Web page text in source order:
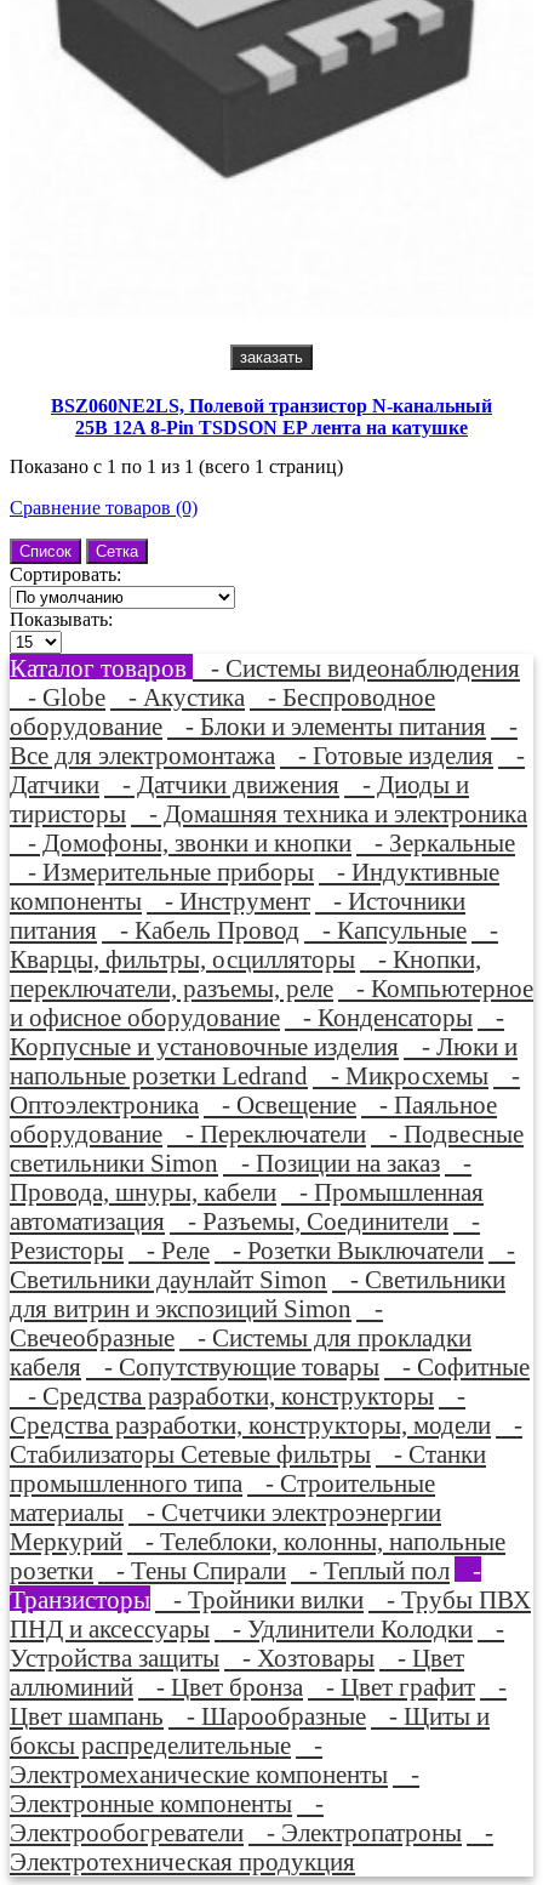
заказать
BSZ060NE2LS, Полевой транзистор N-канальный
25В 12A 8-Pin TSDSON EP лента на катушке
Показано с 1 по 1 из 1 (всего 1 страниц)
Сравнение товаров (0)
Список Сетка
Сортировать:
Показывать:
Каталог товаров
- Системы видеонаблюдения
- Globe
- Акустика
- Беспроводное
оборудование
- Блоки и элементы питания
-
Все для электромонтажа
- Готовые изделия
-
Датчики
- Датчики движения
- Диоды и
тиристоры
- Домашняя техника и электроника
- Домофоны, звонки и кнопки
- Зеркальные
- Измерительные приборы
- Индуктивные
компоненты
- Инструмент
- Источники
питания
- Кабель Провод - Капсульные
-
Кварцы, фильтры, осцилляторы
- Кнопки,
переключатели, разъемы, реле
- Компьютерное
и офисное оборудование
- Конденсаторы
-
Корпусные и установочные изделия
- Люки и
напольные розетки Ledrand
- Микросхемы
-
Оптоэлектроника
- Освещение
- Паяльное
оборудование
- Переключатели
- Подвесные
светильники Simon
- Позиции на заказ
-
Провода, шнуры, кабели
- Промышленная
автоматизация
- Разъемы, Соединители
-
Резисторы
- Реле - Розетки Выключатели
-
Светильники даунлайт Simon
- Светильники
для витрин и экспозиций Simon
-
Свечеобразные
- Системы для прокладки
кабеля
- Сопутствующие товары
- Софитные
- Средства разработки, конструкторы
-
Средства разработки, конструкторы, модели
-
Стабилизаторы Сетевые фильтры
- Станки
промышленного типа
- Строительные
материалы
- Счетчики электроэнергии
Меркурий
- Телеблоки, колонны, напольные
розетки
- Тены Спирали - Теплый пол
-
Транзисторы
- Тройники вилки
- Трубы ПВХ
ПНД и аксессуары
- Удлинители Колодки
-
Устройства защиты
- Хозтовары
- Цвет
аллюминий
- Цвет бронза - Цвет графит
-
Цвет шампань
- Шарообразные
- Щиты и
боксы распределительные
-
Электромеханические компоненты
-
Электронные компоненты
-
Электрообогреватели
- Электропатроны
-
Электротехническая продукция